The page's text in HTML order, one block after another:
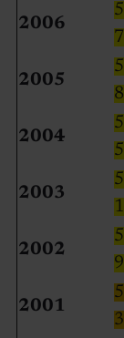
2006
2005
2004
2003
2002
2001